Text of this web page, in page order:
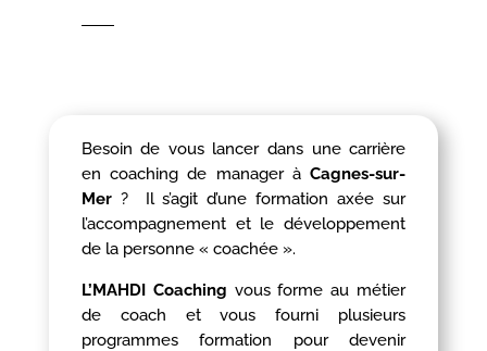
Besoin de vous lancer dans une carrière
en coaching de manager àCagnes-sur-
Mer? Il s’agit d’une formation axée sur
l’accompagnement et le développement
de la personne « coachée ».
L’MAHDI Coaching vous forme au métier
de coach et vous fourni plusieurs
programmes formation pour devenir